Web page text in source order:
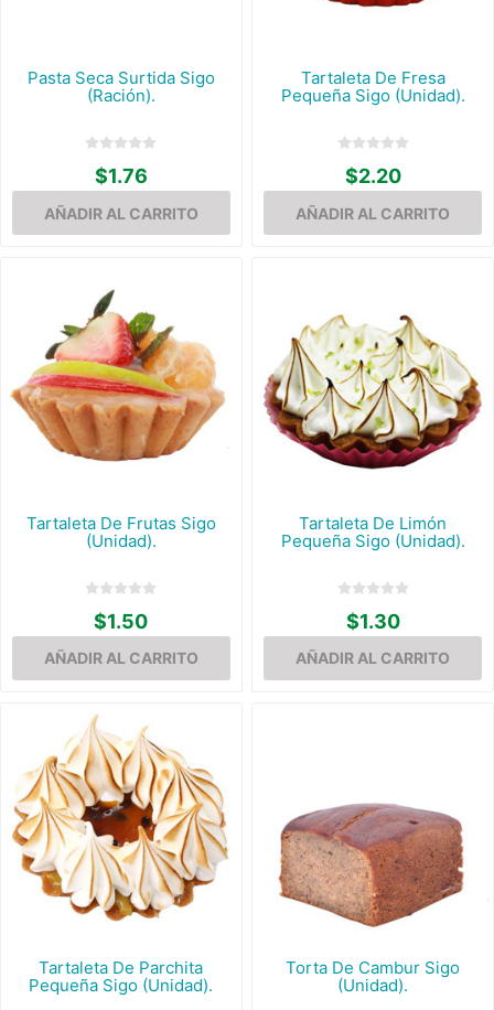
Pasta Seca Surtida Sigo
(Ración).
$1.76
Tartaleta De Fresa
Pequeña Sigo (Unidad).
$2.20
Tartaleta De Frutas Sigo
(Unidad).
$1.50
Tartaleta De Limón
Pequeña Sigo (Unidad).
$1.30
Tartaleta De Parchita
Pequeña Sigo (Unidad).
Torta De Cambur Sigo
(Unidad).